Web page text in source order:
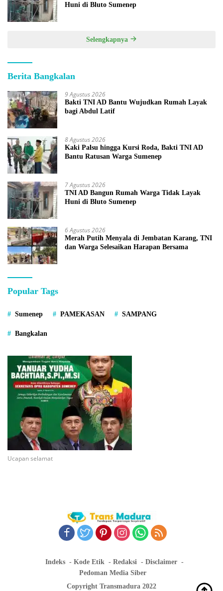
Huni di Bluto Sumenep
Selengkapnya
Berita Bangkalan
9 Agustus 2026
Bakti TNI AD Bantu Wujudkan Rumah Layak
bagi Abdul Latif
8 Agustus 2026
Kaki Palsu hingga Kursi Roda, Bakti TNI AD
Bantu Ratusan Warga Sumenep
7 Agustus 2026
TNI AD Bangun Rumah Warga Tidak Layak
Huni di Bluto Sumenep
6 Agustus 2026
Merah Putih Menyala di Jembatan Karang, TNI
dan Warga Selesaikan Harapan Bersama
Popular Tags
Sumenep PAMEKASAN SAMPANG
Bangkalan
Ucapan selamat
Indeks Kode Etik Redaksi
Disclaimer
Pedoman Media Siber
Copyright Transmadura 2022